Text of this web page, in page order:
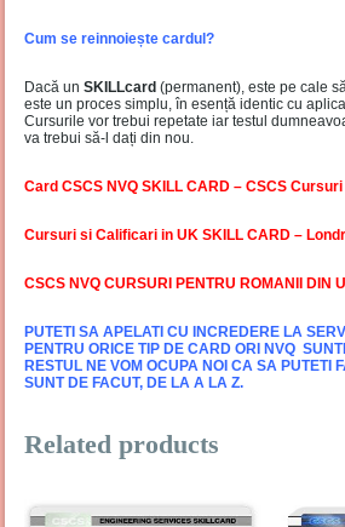
Cum se reinnoiește cardul?
Dacă un SKILLcard (permanent), este pe cale
este un proces simplu, în esență identic cu
Cursurile vor trebui repetate iar testul
va trebui să-l dați din nou.
Card CSCS NVQ SKILL CARD – CSCS
Cursuri si Calificari in UK SKILL CARD –
CSCS NVQ CURSURI PENTRU ROMANII DIN
PUTETI SA APELATI CU INCREDERE LA
PENTRU ORICE TIP DE CARD ORI NVQ
RESTUL NE VOM OCUPA NOI CA SA PUTETI
SUNT DE FACUT, DE LA A LA Z.
Related products